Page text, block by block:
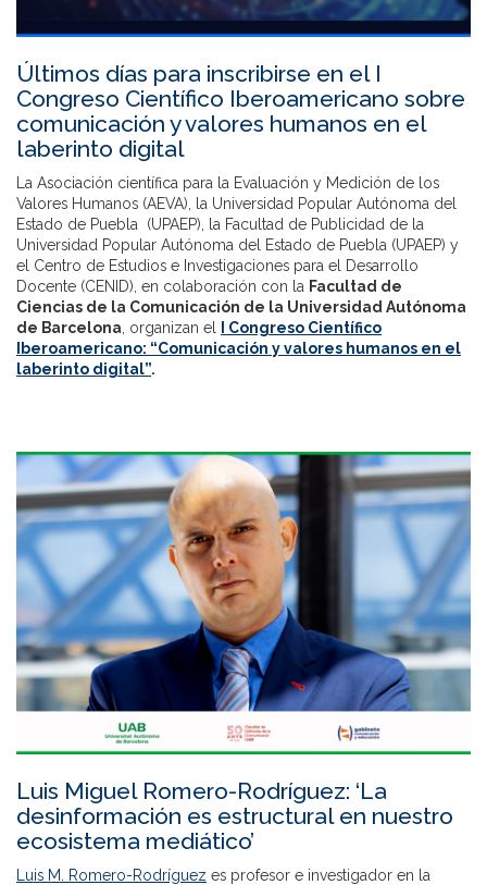
Últimos días para inscribirse en el I
Congreso Científico Iberoamericano sobre
comunicación y valores humanos en el
laberinto digital
La Asociación científica para la Evaluación y Medición de los
Valores Humanos (AEVA), la Universidad Popular Autónoma del
Estado de Puebla (UPAEP), la Facultad de Publicidad de la
Universidad Popular Autónoma del Estado de Puebla (UPAEP) y
el Centro de Estudios e Investigaciones para el Desarrollo
Docente (CENID), en colaboración con la Facultad de
Ciencias de la Comunicación de la Universidad Autónoma
de Barcelona , organizan el
I Congreso Científico
Iberoamericano: “Comunicación y valores humanos en el
laberinto digital”.
Luis Miguel Romero-Rodríguez: ‘La
desinformación es estructural en nuestro
ecosistema mediático’
Luis M. Romero-Rodríguez es profesor e investigador en la